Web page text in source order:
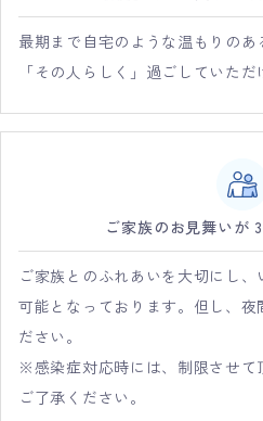
最期まで自宅のような温もりのあ
「その人らしく」過ごしていただ
ご家族のお見舞いが
ご家族とのふれあいを大切にし
可能となっております。但し、夜
ださい。
※感染症対応時には、制限させて
ご了承ください。